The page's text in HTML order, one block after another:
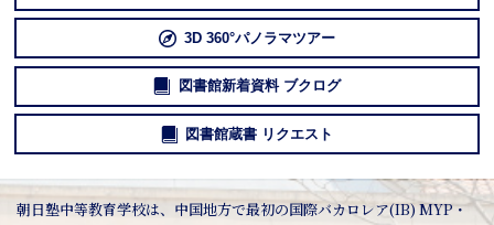
3D 360°パノラマツアー
図書館新着資料 ブクログ
図書館蔵書 リクエスト
朝日塾中等教育学校は、中国地方で最初の国際バカロレア(IB) MYP・